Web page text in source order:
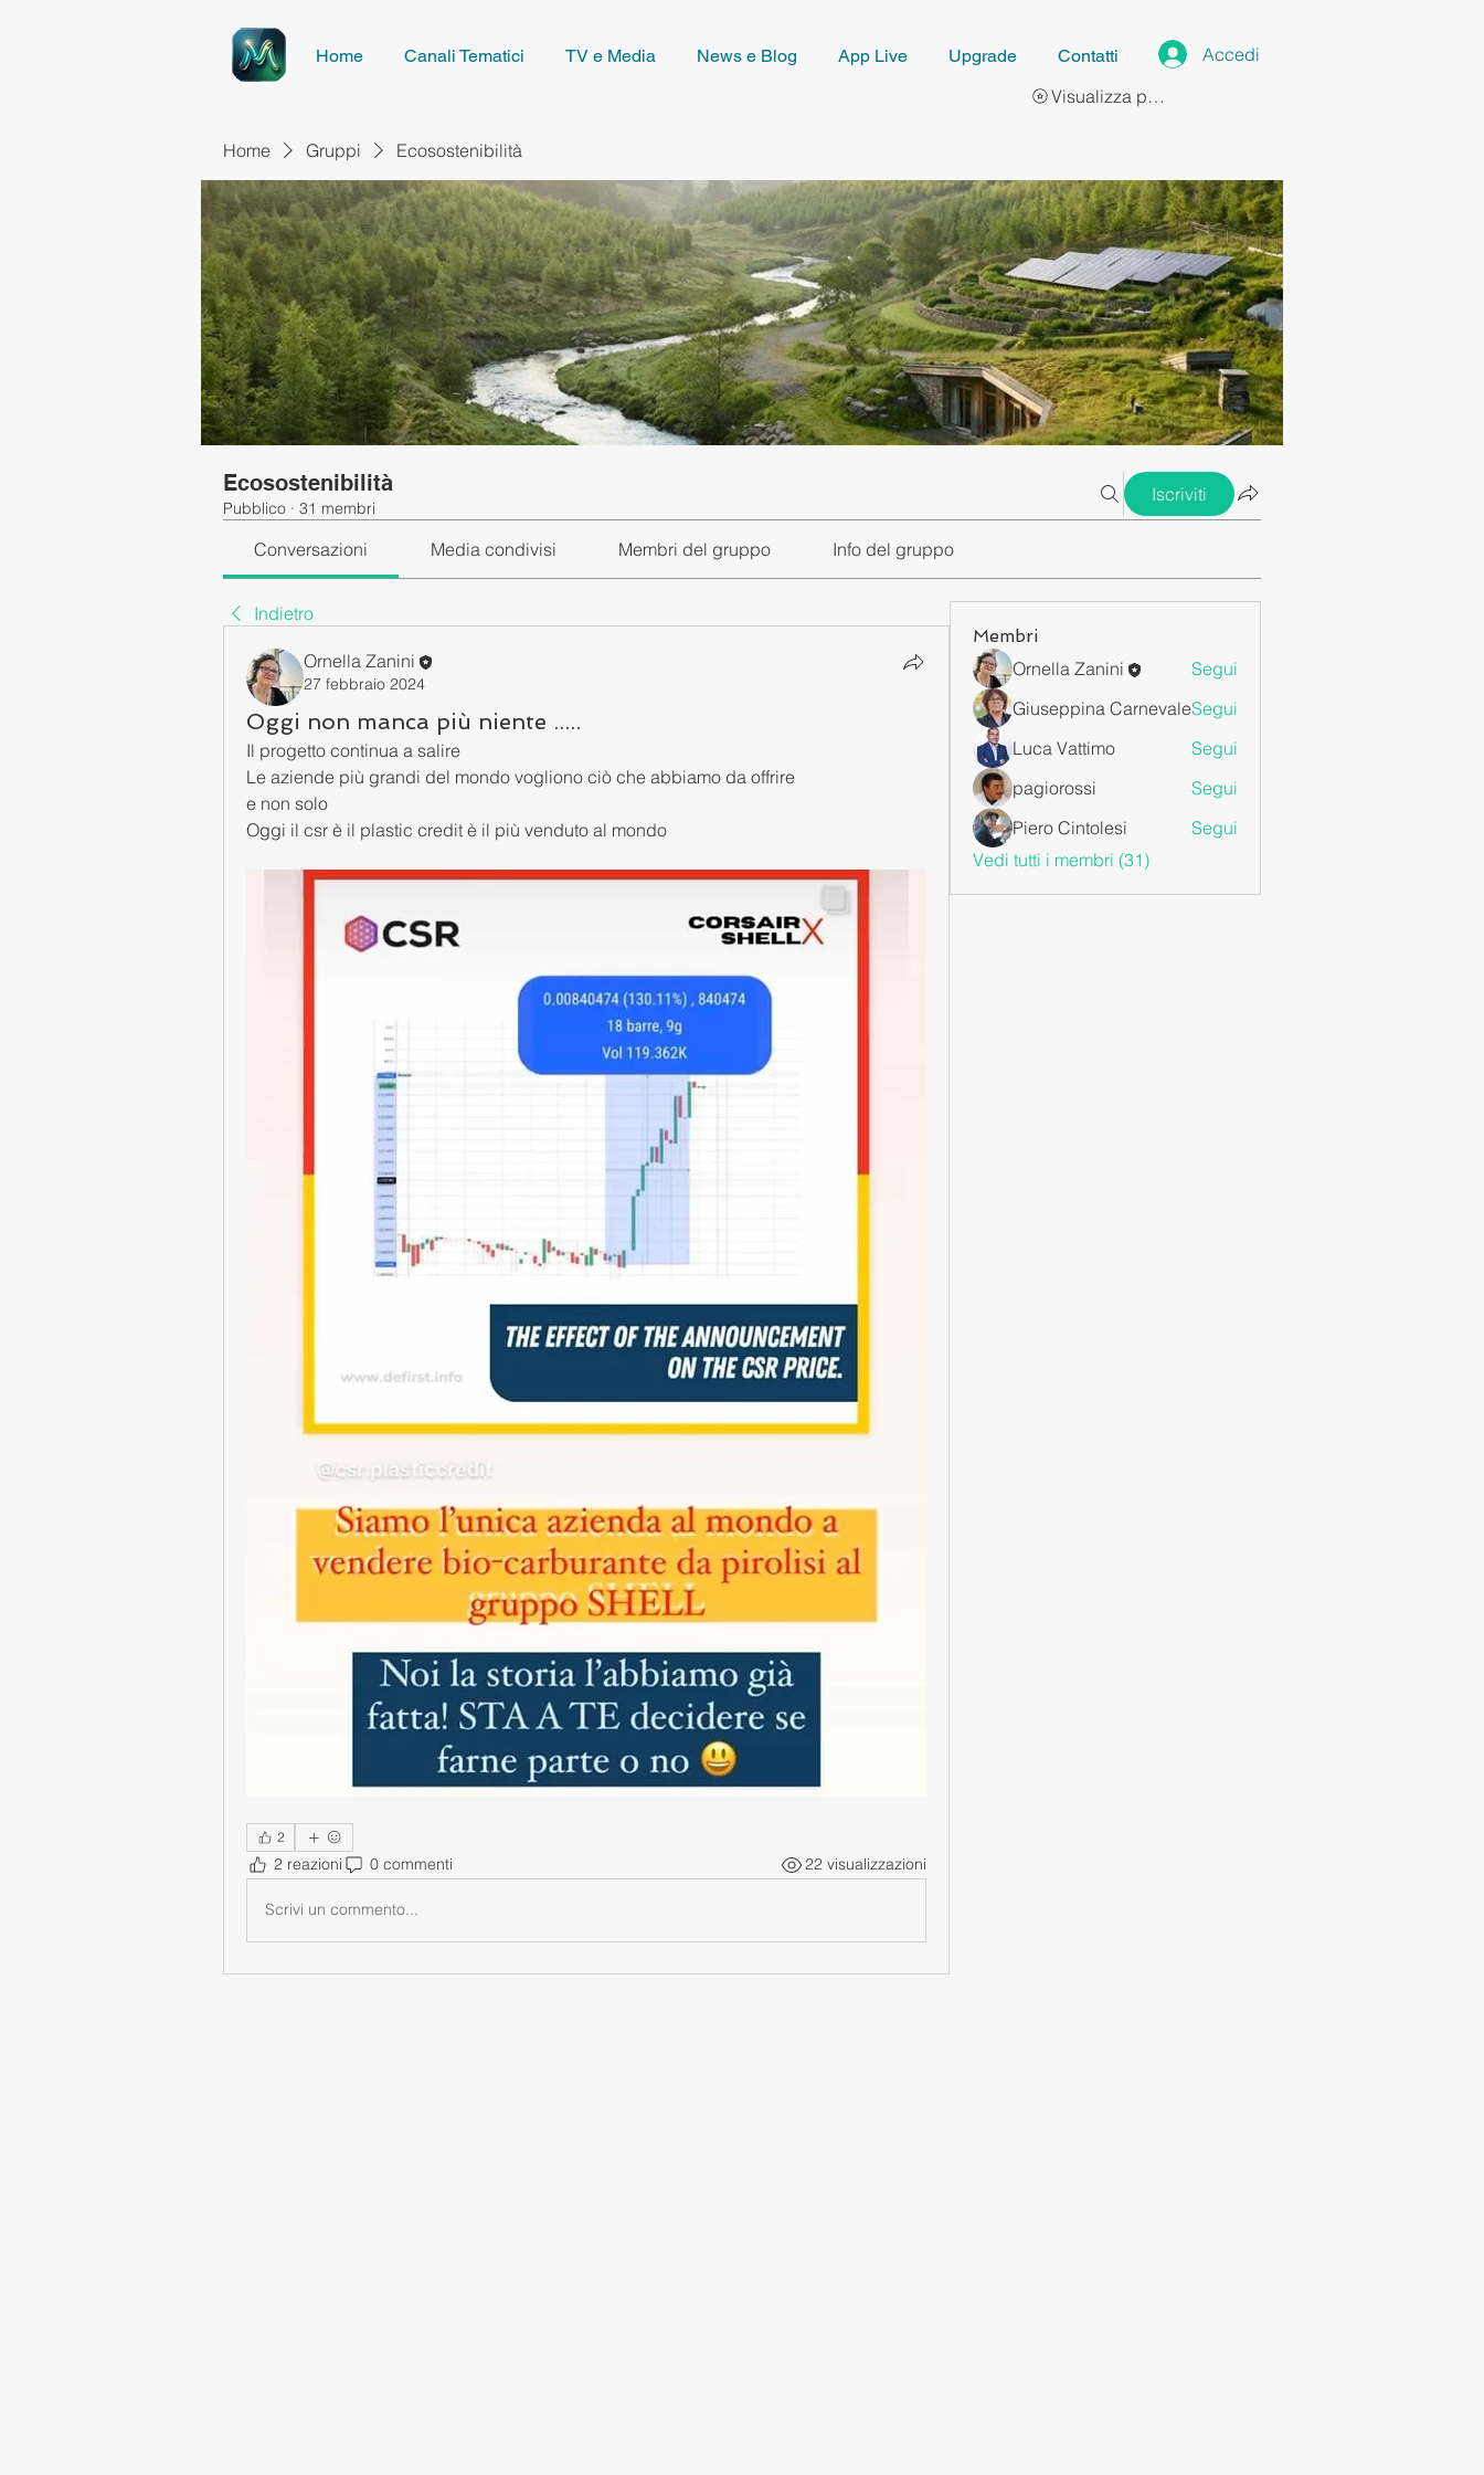
Home Canali Tematici TV e Media News e Blog App Live Upgrade Contatti
Accedi
Visualizza punti
Home Gruppi Ecosostenibilità
Ecosostenibilità
Pubblico · 31 membri
Iscriviti
Conversazioni Media condivisi Membri del gruppo Info del gruppo
Indietro
Ornella Zanini
27 febbraio 2024
Oggi non manca più niente .....
Il progetto continua a salire
Le aziende più grandi del mondo vogliono ciò che abbiamo da offrire
e non solo
Oggi il csr è il plastic credit è il più venduto al mondo
2
2 reazioni 0 commenti 22 visualizzazioni
Scrivi un commento...
Membri
Ornella Zanini
Segui
Giuseppina CarnevaleSegui
Luca Vattimo
Segui
pagiorossi
Segui
Piero Cintolesi
Segui
Vedi tutti i membri (31)